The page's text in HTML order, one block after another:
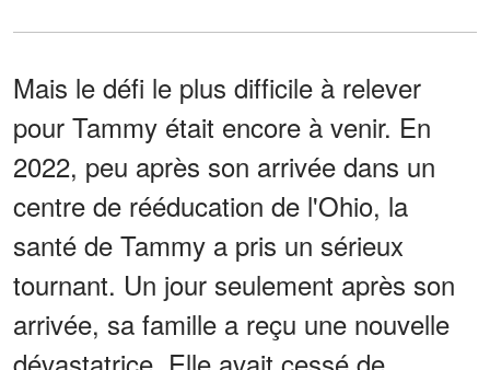
Mais le défi le plus difficile à relever
pour Tammy était encore à venir. En
2022, peu après son arrivée dans un
centre de rééducation de l'Ohio, la
santé de Tammy a pris un sérieux
tournant. Un jour seulement après son
arrivée, sa famille a reçu une nouvelle